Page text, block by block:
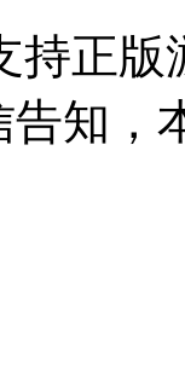
持正
告知，